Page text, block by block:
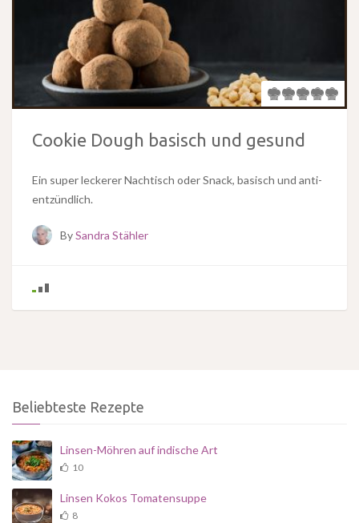
Cookie Dough basisch und gesund
Ein super leckerer Nachtisch oder Snack, basisch und anti-
entzündlich.
BySandra Stähler
Beliebteste Rezepte
Linsen-Möhren auf indische Art
10
Linsen Kokos Tomatensuppe
8